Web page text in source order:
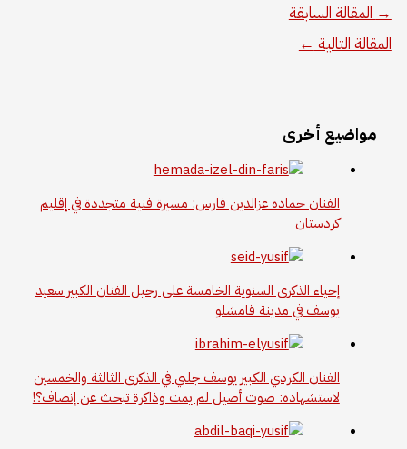
→ المقالة السابقة
المقالة التالية ←
مواضيع أخرى
الفنان حماده عزالدين فارس: مسيرة فنية متجددة في إقليم
كردستان
إحياء الذكرى السنوية الخامسة على رحيل الفنان الكبير سعيد
يوسف في مدينة قامشلو
الفنان الكردي الكبير يوسف جلبي في الذكرى الثالثة والخمسين
لاستشهاده: صوت أصيل لم يمت وذاكرة تبحث عن إنصاف؟!